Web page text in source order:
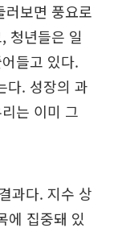
러보면 풍요로
청년들은 일
들고 있다.
다. 성장의 과
는 이미 그
과다. 지수 상
에 집중돼 있